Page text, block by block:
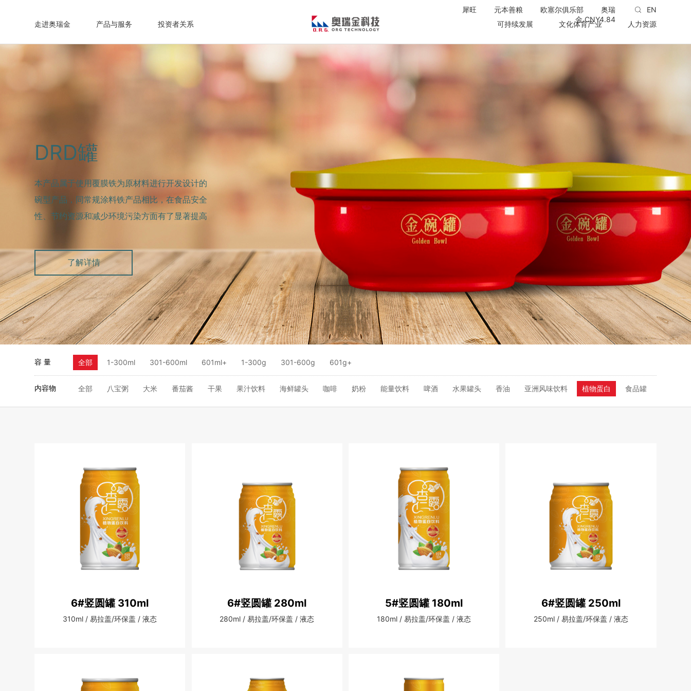
走进奥瑞金 产品与服务 投资者关系 可持续发展 文化体育产业 人力资源
犀旺 元本善粮 欧塞尔俱乐部
奥瑞
金 CNY4.84
EN
DRD罐
本产品属于使用覆膜铁为原材料进行开发设计的
碗型产品，同常规涂料铁产品相比，在食品安全
性、节约资源和减少环境污染方面有了显著提高
了解详情
容 量 全部 1-300ml 301-600ml 601ml+ 1-300g 301-600g 601g+
内容物 全部 八宝粥 大米 番茄酱 干果 果汁饮料 海鲜罐头 咖啡 奶粉 能量饮料 啤酒 水果罐头 香油 亚洲风味饮料 植物蛋白 食品罐
6#竖圆罐 310ml
310ml / 易拉盖/环保盖 / 液态
6#竖圆罐 280ml
280ml / 易拉盖/环保盖 / 液态
5#竖圆罐 180ml
180ml / 易拉盖/环保盖 / 液态
6#竖圆罐 250ml
250ml / 易拉盖/环保盖 / 液态